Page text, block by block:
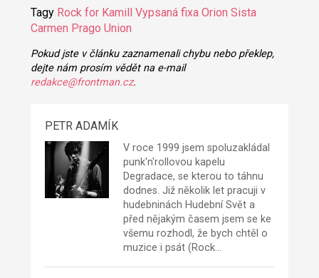
Tagy Rock for Kamill Vypsaná fixa Orion Sista
Carmen Prago Union
Pokud jste v článku zaznamenali chybu nebo překlep,
dejte nám prosím vědět na e-mail
redakce@frontman.cz.
PETR ADAMÍK
V roce 1999 jsem spoluzakládal
punk'n'rollovou kapelu
Degradace, se kterou to táhnu
dodnes. Již několik let pracuji v
hudebninách Hudební Svět a
před nějakým časem jsem se ke
všemu rozhodl, že bych chtěl o
muzice i psát (Rock…